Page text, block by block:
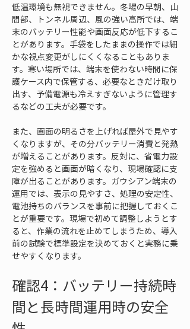
低温環境も無視できません。冬場の早朝、山
間部、トンネル周辺、風の強い高所では、端
末のバッテリー性能や画面反応が低下するこ
とがあります。手袋をしたままの操作では細
かな視点変更がしにくくなることもありま
す。寒い場所では、端末を使わない時間に保
護ケース内で保管する、必要なときだけ取り
出す、予備電源も冷えすぎないように管理す
るなどの工夫が必要です。
また、画面の明るさを上げれば屋外で見やす
くなりますが、その分バッテリー消費と発熱
が増えることがあります。反対に、省電力設
定を強めると画面が暗くなり、現場確認に支
障が出ることがあります。ガウシアン端末の
運用では、表示の見やすさ、処理の安定性、
電池持ちのバランスを事前に把握しておくこ
とが重要です。現場で初めて調整しようとす
ると、作業の流れを止めてしまうため、導入
前の試験で標準設定を決めておくと実務に乗
せやすくなります。
確認4：バッテリー持続時
間と長時間運用時の安全